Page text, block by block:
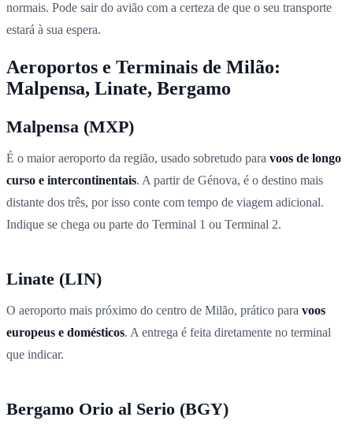
normais. Pode sair do avião com a certeza de que o seu transporte
estará à sua espera.
Aeroportos e Terminais de Milão:
Malpensa, Linate, Bergamo
Malpensa (MXP)
É o maior aeroporto da região, usado sobretudo para voos de longo
curso e intercontinentais. A partir de Génova, é o destino mais
distante dos três, por isso conte com tempo de viagem adicional.
Indique se chega ou parte do Terminal 1 ou Terminal 2.
Linate (LIN)
O aeroporto mais próximo do centro de Milão, prático para voos
europeus e domésticos. A entrega é feita diretamente no terminal
que indicar.
Bergamo Orio al Serio (BGY)